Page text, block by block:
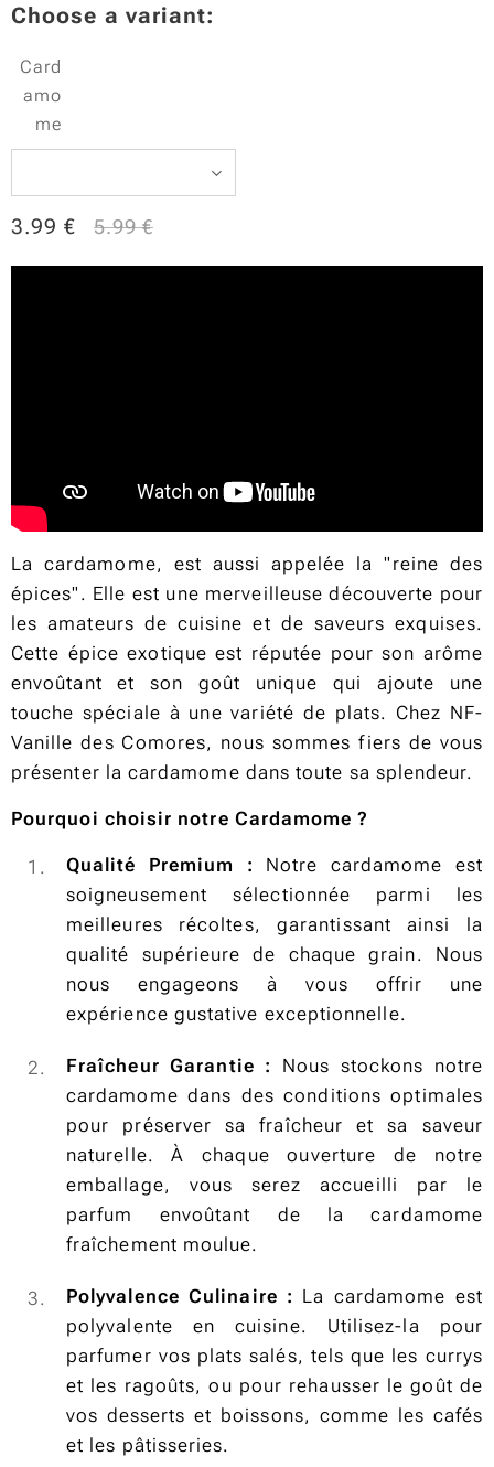
Choose a variant:
Card
amo
me
3.99 € 5.99€
La cardamome, est aussi appelée la "reine des
épices". Elle est une merveilleuse découverte pour
les amateurs de cuisine et de saveurs exquises.
Cette épice exotique est réputée pour son arôme
envoûtant et son goût unique qui ajoute une
touche spéciale à une variété de plats. Chez NF-
Vanille des Comores, nous sommes fiers de vous
présenter la cardamome dans toute sa splendeur.
Pourquoi choisir notre Cardamome ?
Qualité Premium : Notre cardamome est
soigneusement sélectionnée parmi les
meilleures récoltes, garantissant ainsi la
qualité supérieure de chaque grain. Nous
nous engageons à vous offrir une
expérience gustative exceptionnelle.
Fraîcheur Garantie :
Nous stockons notre
cardamome dans des conditions optimales
pour préserver sa fraîcheur et sa saveur
naturelle. À chaque ouverture de notre
emballage, vous serez accueilli par le
parfum envoûtant de la cardamome
fraîchement moulue.
Polyvalence Culinaire : La cardamome est
polyvalente en cuisine. Utilisez-la pour
parfumer vos plats salés, tels que les currys
et les ragoûts, ou pour rehausser le goût de
vos desserts et boissons, comme les cafés
et les pâtisseries.